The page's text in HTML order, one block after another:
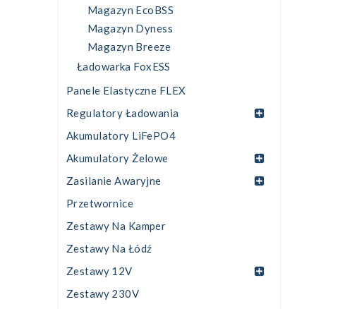
Magazyn EcoBSS
Magazyn Dyness
Magazyn Breeze
Ładowarka FoxESS
Panele Elastyczne FLEX
Regulatory Ładowania
Akumulatory LiFePO4
Akumulatory Żelowe
Zasilanie Awaryjne
Przetwornice
Zestawy Na Kamper
Zestawy Na Łódź
Zestawy 12V
Zestawy 230V